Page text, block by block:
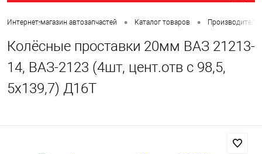
Интернет-магазин автозапчастей • Каталог товаров • Производители
Колёсные проставки 20мм ВАЗ 21213-
14, ВАЗ-2123 (4шт, цент.отв с 98,5,
5х139,7) Д16Т